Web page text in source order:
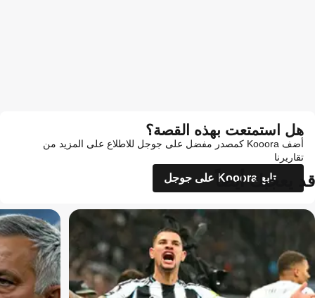
هل استمتعت بهذه القصة؟
أضف Kooora كمصدر مفضل على جوجل للاطلاع على المزيد من
تقاريرنا
تابع Kooora على جوجل
قد يعجبك أيضاً